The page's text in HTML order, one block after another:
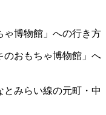
ゃ博物館」への行き方
のおもちゃ博物館」へ
とみらい線の元町・中